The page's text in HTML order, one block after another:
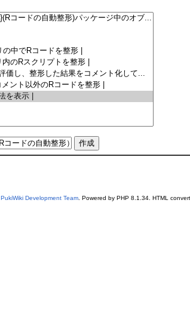
PukiWiki Development Team. Powered by PHP 8.1.34. HTML